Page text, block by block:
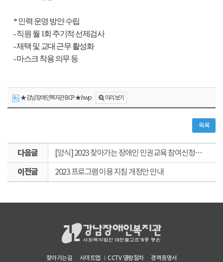
* 인력 운영 방안 수립
- 직원 월 1회 주기적 선제검사
- 재택 및 교대 근무 활성화
- 마스크 착용 의무 등
★ 강남장애인복지관 BCP ★.hwp 미리보기
목록
[양식] 2023 찾아가는 장애인 인권교육 참여신청서 및 자기소개서
2023 프로그램 이용 지침 개정안 안내
찾아가는길 사이트맵 CCTV 열람절차 경력증명서